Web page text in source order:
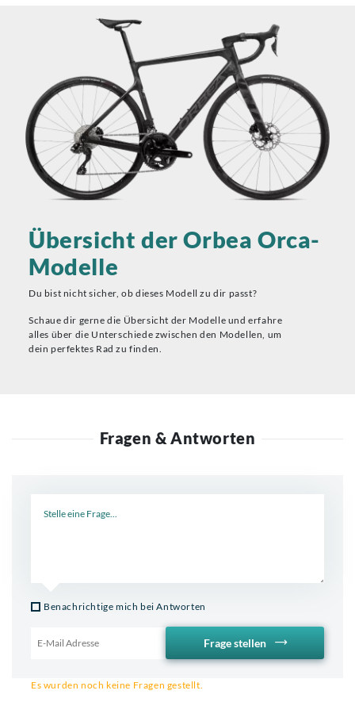
Übersicht der Orbea Orca-
Modelle
Du bist nicht sicher, ob dieses Modell zu dir passt?
Schaue dir gerne die Übersicht der Modelle und erfahre
alles über die Unterschiede zwischen den Modellen, um
dein perfektes Rad zu finden.
Fragen & Antworten
Benachrichtige mich bei Antworten
Frage stellen
Es wurden noch keine Fragen gestellt.